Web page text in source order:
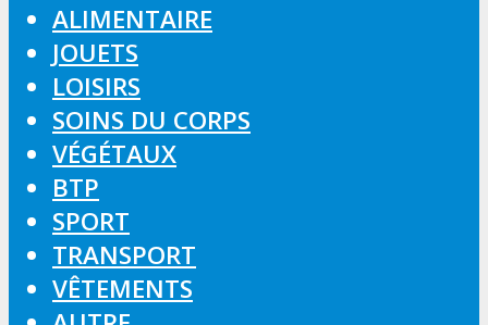
ALIMENTAIRE
JOUETS
LOISIRS
SOINS DU CORPS
VÉGÉTAUX
BTP
SPORT
TRANSPORT
VÊTEMENTS